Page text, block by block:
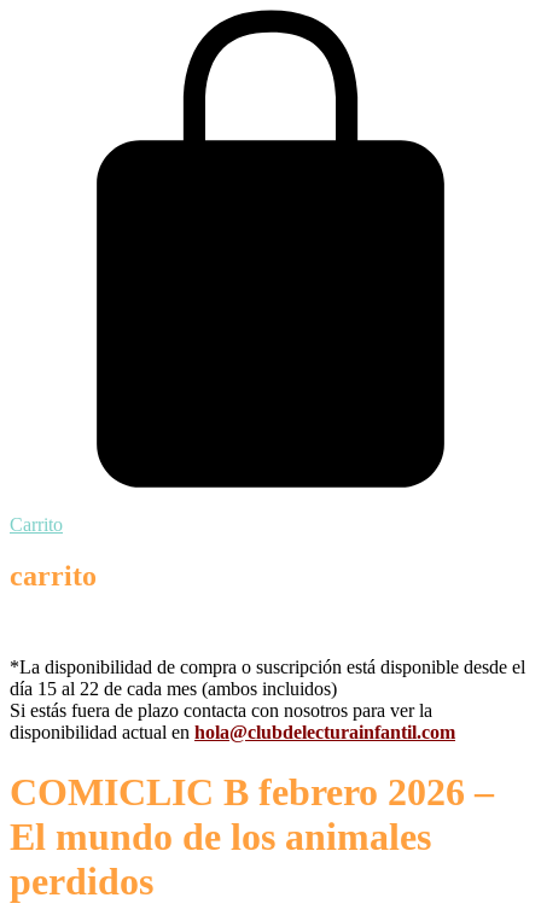
Carrito
carrito
*La disponibilidad de compra o suscripción está disponible desde el
día 15 al 22 de cada mes (ambos incluidos)
Si estás fuera de plazo contacta con nosotros para ver la
disponibilidad actual en hola@clubdelecturainfantil.com
COMICLIC B febrero 2026 –
El mundo de los animales
perdidos